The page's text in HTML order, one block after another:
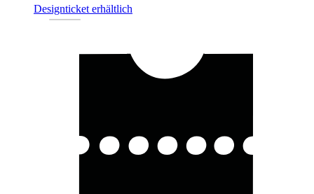
Designticket erhältlich